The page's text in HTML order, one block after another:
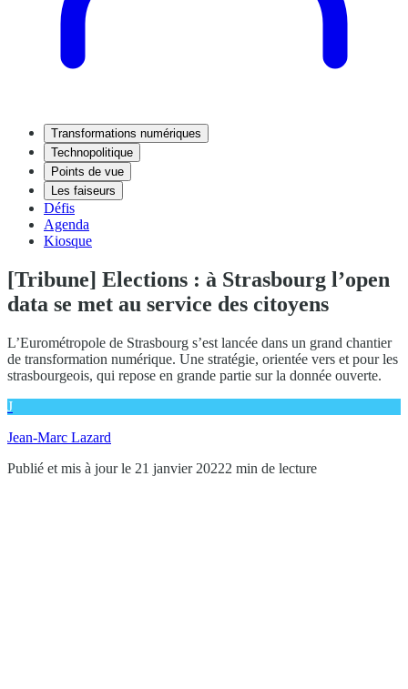
Transformations numériques
Technopolitique
Points de vue
Les faiseurs
Défis
Agenda
Kiosque
[Tribune] Elections : à Strasbourg l’open
data se met au service des citoyens
L’Eurométropole de Strasbourg s’est lancée dans un grand chantier
de transformation numérique. Une stratégie, orientée vers et pour les
strasbourgeois, qui repose en grande partie sur la donnée ouverte.
J
Jean-Marc Lazard
Publié et mis à jour le 21 janvier 20222 min de lecture